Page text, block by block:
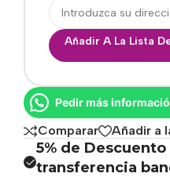
Añadir A La Lista
Pedir más
Comparar Añadir a
5% de
transferencia